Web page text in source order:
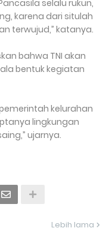
selalu rukun,
karena dari situlah
terwujud,” katanya.
bahwa TNI akan
bentuk kegiatan
kelurahan
lingkungan
ujarnya.
Lebih lama